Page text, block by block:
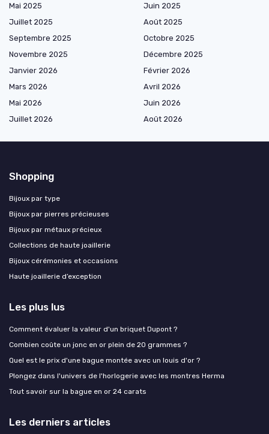
Mai 2025
Juin 2025
Juillet 2025
Août 2025
Septembre 2025
Octobre 2025
Novembre 2025
Décembre 2025
Janvier 2026
Février 2026
Mars 2026
Avril 2026
Mai 2026
Juin 2026
Juillet 2026
Août 2026
Shopping
Bijoux par type
Bijoux par pierres précieuses
Bijoux par métaux précieux
Collections de haute joaillerie
Bijoux cérémonies et occasions
Haute joaillerie d’exception
Les plus lus
Comment évaluer la valeur d'un briquet Dupont ?
Combien coûte un jonc en or plein de 20 grammes ?
Quel est le prix d'une bague montée avec un louis d'or ?
Plongez dans l'univers de l'horlogerie avec les montres Herma
Tout savoir sur la bague en or 24 carats
Les derniers articles